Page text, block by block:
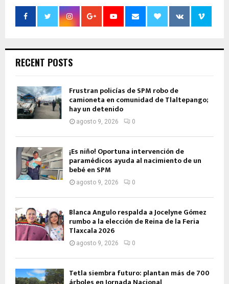
RECENT POSTS
Frustran policías de SPM robo de
camioneta en comunidad de Tlaltepango;
hay un detenido
agosto 9, 2026 0
¡Es niño! Oportuna intervención de
paramédicos ayuda al nacimiento de un
bebé en SPM
agosto 9, 2026 0
Blanca Angulo respalda a Jocelyne Gómez
rumbo a la elección de Reina de la Feria
Tlaxcala 2026
agosto 9, 2026 0
Tetla siembra futuro: plantan más de 700